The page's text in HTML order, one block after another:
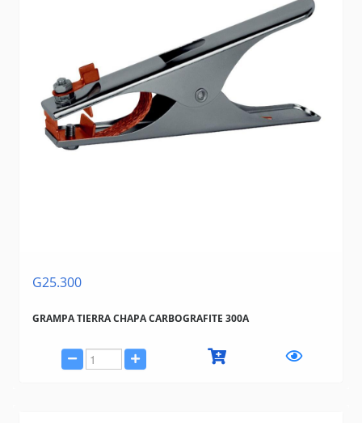
G25.300
GRAMPA TIERRA CHAPA CARBOGRAFITE 300A